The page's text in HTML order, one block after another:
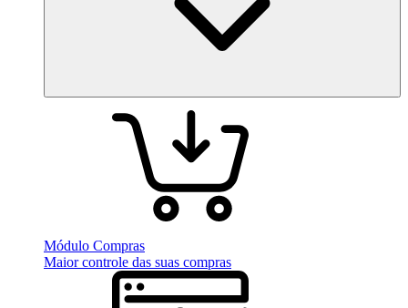
Módulo Compras
Maior controle das suas compras